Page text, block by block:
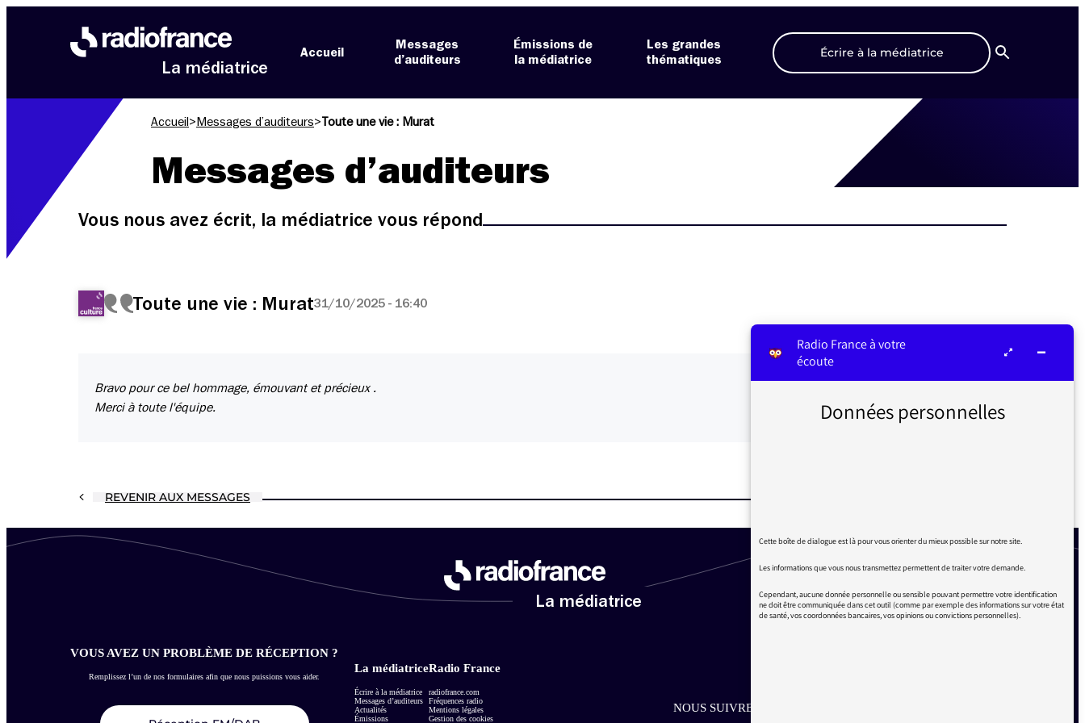
La médiatrice
Accueil
Messages
d’auditeurs
Émissions de
la médiatrice
Les grandes
thématiques
Écrire à la médiatrice
Recherche
Accueil > Messages d’auditeurs>Toute une vie : Murat
Messages d’auditeurs
Vous nous avez écrit, la médiatrice vous répond
Toute une vie : Murat31/10/2025 - 16:40
Bravo pour ce bel hommage, émouvant et précieux .
Merci à toute l'équipe.
REVENIR AUX MESSAGES
La médiatrice
VOUS AVEZ UN PROBLÈME DE RÉCEPTION ?
Remplissez l’un de nos formulaires afin que nous puissions vous aider.
La médiatrice
Écrire à la médiatrice
Messages d’auditeurs
Actualités
Émissions
Radio France
radiofrance.com
Fréquences radio
Mentions légales
Gestion des cookies
NOUS SUIVRE SUR LES RÉSEAUX
Radio France à votre
écoute
Données personnelles
Cette boîte de dialogue est là pour vous orienter du mieux possible sur notre site.
Les informations que vous nous transmettez permettent de traiter votre demande.
Cependant, aucune donnée personnelle ou sensible pouvant permettre votre identification
ne doit être communiquée dans cet outil (comme par exemple des informations sur votre état
de santé, vos coordonnées bancaires, vos opinions ou convictions personnelles).